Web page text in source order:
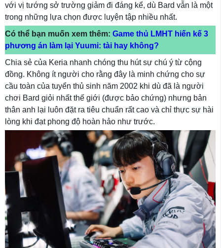
với vị tướng sở trường giảm đi đáng kể, dù Bard vẫn là một
trong những lựa chọn được luyện tập nhiều nhất.
Có thể bạn muốn xem thêm: Game thủ LMHT hiến kế 3
phương án làm lại Yuumi: tài hay không?
Chia sẻ của Keria nhanh chóng thu hút sự chú ý từ cộng
đồng. Không ít người cho rằng đây là minh chứng cho sự
cầu toàn của tuyển thủ sinh năm 2002 khi dù đã là người
chơi Bard giỏi nhất thế giới (được bảo chứng) nhưng bản
thân anh lại luôn đặt ra tiêu chuẩn rất cao và chỉ thực sự hài
lòng khi đạt phong độ hoàn hảo như trước.